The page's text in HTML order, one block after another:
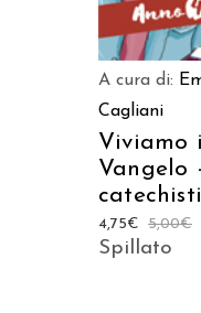
A cura di:
Cagliani
Viviamo
Vangelo
5,00€
4,75€
Spillato